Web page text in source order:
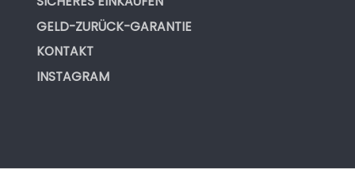
GELD-ZURÜCK-GARANTIE
KONTAKT
INSTAGRAM